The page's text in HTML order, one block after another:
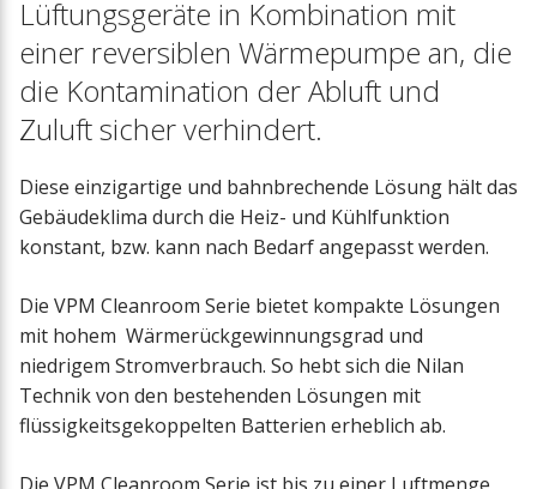
Lüftungsgeräte in Kombination mit
einer reversiblen Wärmepumpe an, die
die Kontamination der Abluft und
Zuluft sicher verhindert.
Diese einzigartige und bahnbrechende Lösung hält das
Gebäudeklima durch die Heiz- und Kühlfunktion
konstant, bzw. kann nach Bedarf angepasst werden.
Die VPM Cleanroom Serie bietet kompakte Lösungen
mit hohem Wärmerückgewinnungsgrad und
niedrigem Stromverbrauch. So hebt sich die Nilan
Technik von den bestehenden Lösungen mit
flüssigkeitsgekoppelten Batterien erheblich ab.